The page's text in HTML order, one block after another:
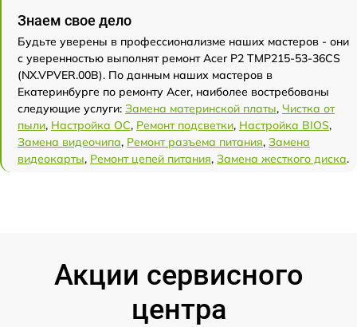
Знаем свое дело
Будьте уверены в профессионализме наших мастеров - они
с уверенностью выполнят ремонт Acer P2 TMP215-53-36CS
(NX.VPVER.00B). По данным наших мастеров в
Екатеринбурге по ремонту Acer, наиболее востребованы
следующие услуги: Замена материнской платы, Чистка от
пыли, Настройка ОС, Ремонт подсветки, Настройка BIOS,
Замена видеочипа, Ремонт разъема питания, Замена
видеокарты, Ремонт цепей питания, Замена жесткого диска.
Акции сервисного
центра